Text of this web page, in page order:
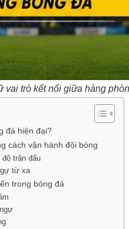
vai trò kết nối giữa hàng
đá hiện đại?
cách vận hành đội bóng
độ trận đấu
từ xa
trong bóng đá